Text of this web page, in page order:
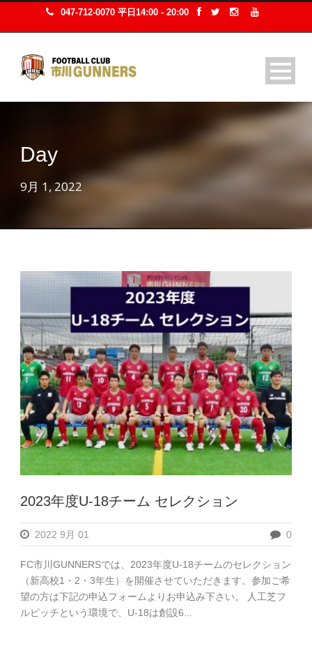
047-712-0070 平日14:00 - 20:00
Day
9月 1, 2022
2023年度U-18チーム セレクション
2022 9月 01 0
FC市川GUNNERSでは、2023年度U-18チームのセレクション
（新高校1・2・3年生）を開催させていただきます。参加ご希
望の方は下記の申込フォームよりお申込み下さい。 人工芝フ
ルピッチという環境で、U-18は創設6...